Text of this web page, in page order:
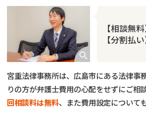
カードローン
【相談無
【分割払い
宮重法律事務所は、広島市にある法律事
りの方が弁護士費用の心配をせずにご相
回相談料は無料、また費用設定について
これまで承ってきた借金